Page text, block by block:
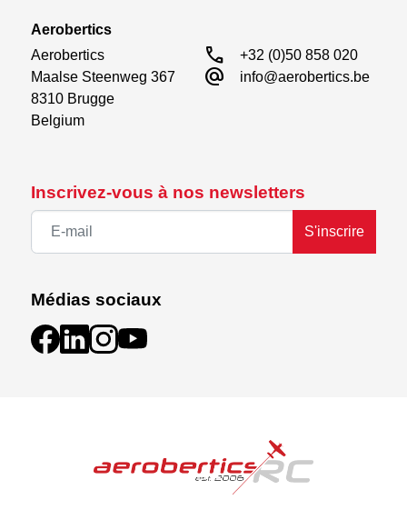
Inscrivez-vous à nos newsletters
S'inscrire
Médias sociaux
Aerobertics
Aerobertics
Maalse Steenweg 367
8310 Brugge
Belgium
call +32 (0)50 858 020
alternate_email info@aerobertics.be